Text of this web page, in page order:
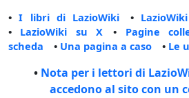
•I libri di LazioWiki •
• LazioWiki su X • Pagine
scheda • Una pagina a caso • Le
• Nota per i lettori di
accedono al sito con un